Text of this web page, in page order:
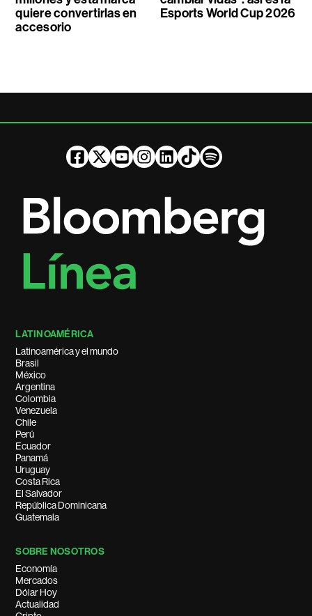
quiere convertirlas en
accesorio
Esports World Cup 2026
LATINOAMÉRICA
Latinoamérica y el mundo
Brasil
México
Argentina
Colombia
Venezuela
Chile
Perú
Ecuador
Panamá
Uruguay
Costa Rica
El Salvador
República Dominicana
Guatemala
SOBRE NOSOTROS
Economía
Mercados
Dólar Hoy
Actualidad